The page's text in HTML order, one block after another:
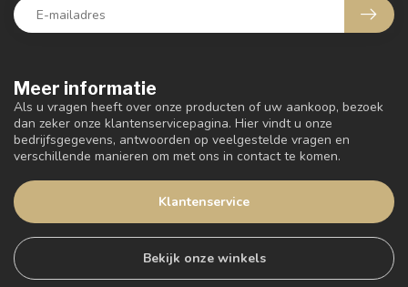
Meer informatie
Als u vragen heeft over onze producten of uw aankoop, bezoek
dan zeker onze klantenservicepagina. Hier vindt u onze
bedrijfsgegevens, antwoorden op veelgestelde vragen en
verschillende manieren om met ons in contact te komen.
Klantenservice
Bekijk onze winkels